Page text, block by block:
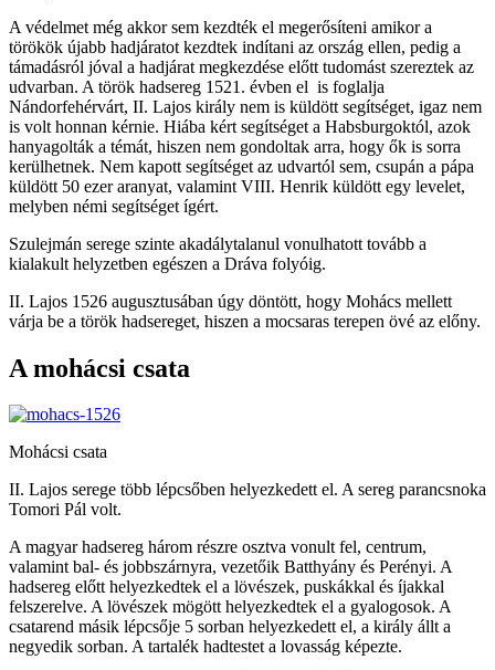
A védelmet még akkor sem kezdték el megerősíteni amikor a
törökök újabb hadjáratot kezdtek indítani az ország ellen, pedig a
támadásról jóval a hadjárat megkezdése előtt tudomást szereztek az
udvarban. A török hadsereg 1521. évben el is foglalja
Nándorfehérvárt, II. Lajos király nem is küldött segítséget, igaz nem
is volt honnan kérnie. Hiába kért segítséget a Habsburgoktól, azok
hanyagolták a témát, hiszen nem gondoltak arra, hogy ők is sorra
kerülhetnek. Nem kapott segítséget az udvartól sem, csupán a pápa
küldött 50 ezer aranyat, valamint VIII. Henrik küldött egy levelet,
melyben némi segítséget ígért.
Szulejmán serege szinte akadálytalanul vonulhatott tovább a
kialakult helyzetben egészen a Dráva folyóig.
II. Lajos 1526 augusztusában úgy döntött, hogy Mohács mellett
várja be a török hadsereget, hiszen a mocsaras terepen övé az előny.
A mohácsi csata
Mohácsi csata
II. Lajos serege több lépcsőben helyezkedett el. A sereg parancsnoka
Tomori Pál volt.
A magyar hadsereg három részre osztva vonult fel, centrum,
valamint bal- és jobbszárnyra, vezetőik Batthyány és Perényi. A
hadsereg előtt helyezkedtek el a lövészek, puskákkal és íjakkal
felszerelve. A lövészek mögött helyezkedtek el a gyalogosok. A
csatarend másik lépcsője 5 sorban helyezkedett el, a király állt a
negyedik sorban. A tartalék hadtestet a lovasság képezte.